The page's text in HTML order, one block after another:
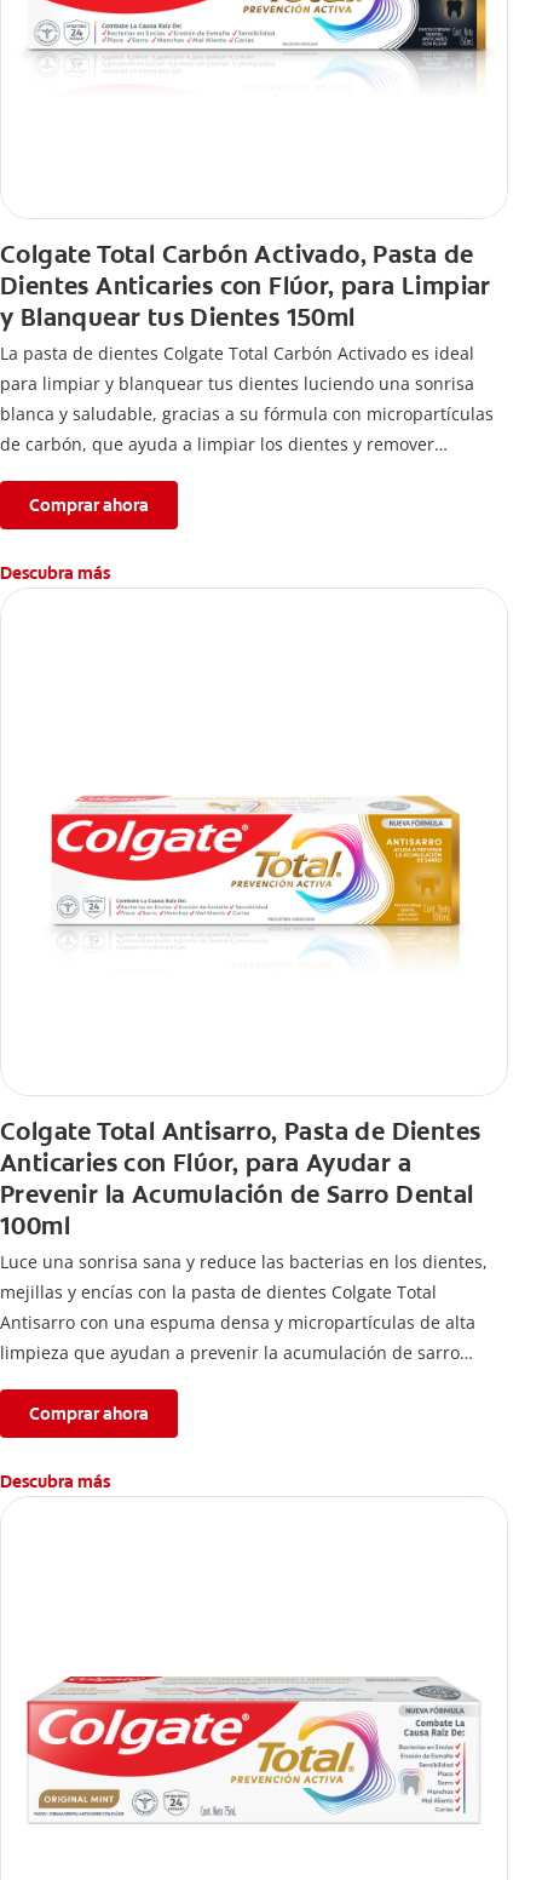
Colgate Total Carbón Activado, Pasta de
Dientes Anticaries con Flúor, para Limpiar
y Blanquear tus Dientes 150ml
La pasta de dientes Colgate Total Carbón Activado es ideal
para limpiar y blanquear tus dientes luciendo una sonrisa
blanca y saludable, gracias a su fórmula con micropartículas
de carbón, que ayuda a limpiar los dientes y remover
Comprar ahora
Descubra más
Colgate Total Antisarro, Pasta de Dientes
Anticaries con Flúor, para Ayudar a
Prevenir la Acumulación de Sarro Dental
100ml
Luce una sonrisa sana y reduce las bacterias en los dientes,
mejillas y encías con la pasta de dientes Colgate Total
Antisarro con una espuma densa y micropartículas de alta
limpieza que ayudan a prevenir la acumulación de sarro
Comprar ahora
Descubra más